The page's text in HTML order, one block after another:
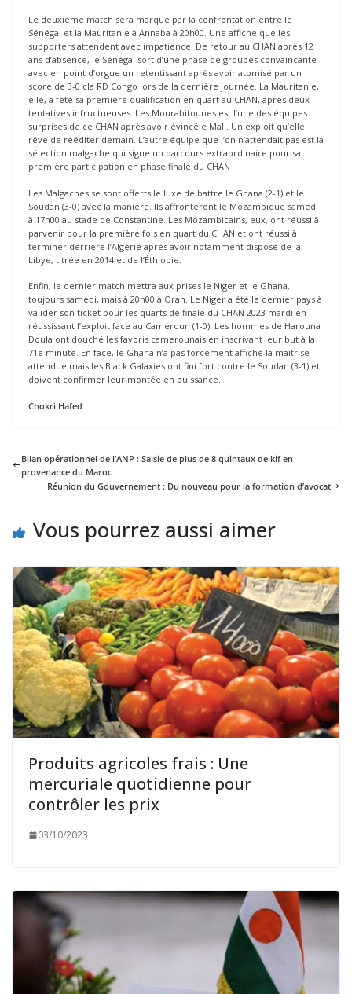
Le deuxième match sera marqué par la confrontation entre le
Sénégal et la Mauritanie à Annaba à 20h00. Une affiche que les
supporters attendent avec impatience. De retour au CHAN après 12
ans d’absence, le Sénégal sort d’une phase de groupes convaincante
avec en point d’orgue un retentissant après avoir atomisé par un
score de 3-0 cla RD Congo lors de la dernière journée. La Mauritanie,
elle, a fêté sa première qualification en quart au CHAN, après deux
tentatives infructueuses. Les Mourabitounes est l’une des équipes
surprises de ce CHAN après avoir évincéle Mali. Un exploit qu’elle
rêve de rééditer demain. L’autre équipe que l’on n’attendait pas est la
sélection malgache qui signe un parcours extraordinaire pour sa
première participation en phase finale du CHAN
Les Malgaches se sont offerts le luxe de battre le Ghana (2-1) et le
Soudan (3-0) avec la manière. Ils affronteront le Mozambique samedi
à 17h00 au stade de Constantine. Les Mozambicains, eux, ont réussi à
parvenir pour la première fois en quart du CHAN et ont réussi à
terminer derrière l’Algérie après avoir notamment disposé de la
Libye, titrée en 2014 et de l’Éthiopie.
Enfin, le dernier match mettra aux prises le Niger et le Ghana,
toujours samedi, mais à 20h00 à Oran. Le Niger a été le dernier pays à
valider son ticket pour les quarts de finale du CHAN 2023 mardi en
réussissant l’exploit face au Cameroun (1-0). Les hommes de Harouna
Doula ont douché les favoris camerounais en inscrivant leur but à la
71e minute. En face, le Ghana n’a pas forcément affiché la maîtrise
attendue mais les Black Galaxies ont fini fort contre le Soudan (3-1) et
doivent confirmer leur montée en puissance.
Chokri Hafed
Bilan opérationnel de l’ANP : Saisie de plus de 8 quintaux de kif en
provenance du Maroc
Réunion du Gouvernement : Du nouveau pour la formation d’avocat
Vous pourrez aussi aimer
Produits agricoles frais : Une
mercuriale quotidienne pour
contrôler les prix
03/10/2023